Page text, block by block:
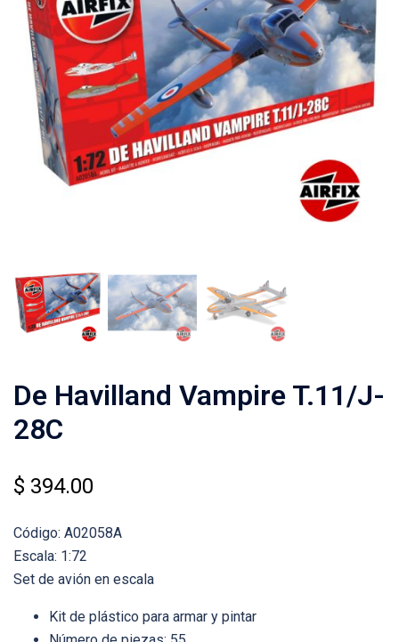
De Havilland Vampire T.11/J-
28C
$ 394.00
Código: A02058A
Escala: 1:72
Set de avión en escala
Kit de plástico para armar y pintar